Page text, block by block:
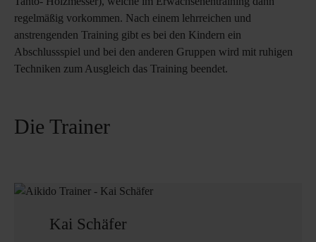
regelmäßig vorkommen. Nach einem lehrreichen und
anstrengenden Training gibt es bei den Kindern ein
Abschlussspiel und bei den anderen Gruppen wird mit ruhigen
Techniken zum Ausgleich das Training beendet.
Die Trainer
Kai Schäfer